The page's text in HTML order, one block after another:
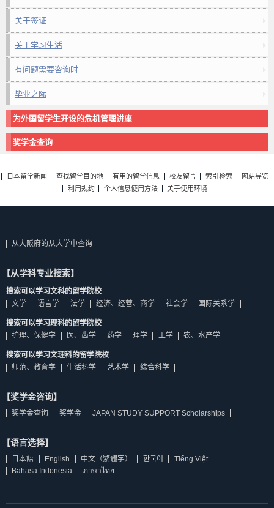
关于签证
关于学习生活
有问题需要咨询时
毕业之际
为外国留学生开设的危机管理讲座
奖学金查询
日本留学新闻 查找留学目的地 有用的留学信息 校友留言 索引检索
网站导览
利用规约
个人信息使用方法 关于使用环境
从大阪府的从大学中查询
【从学科专业搜索】
搜索可以学习文科的留学院校
文学
语言学 法学 经济、经营、商学 社会学 国际关系学
搜索可以学习理科的留学院校
护理、保健学
医、齿学 药学 理学 工学 农、水产学
搜索可以学习文理科的留学院校
师范、教育学
生活科学 艺术学 综合科学
【奖学金咨询】
奖学金查询 奖学金 JAPAN STUDY SUPPORT Scholarships
【语言选择】
日本語 English 中文（繁體字） 한국어
Tiếng Việt
Bahasa Indonesia
ภาษาไทย